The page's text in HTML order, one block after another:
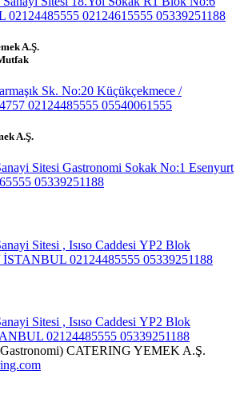
02124485555 02124615555 05339251188
A.Ş.
Sk. No:20 Küçükçekmece /
02124485555 05540061555
A.Ş.
Sitesi Gastronomi Sokak No:1 Esenyurt
05339251188
Sitesi , Isıso Caddesi YP2 Blok
İSTANBUL 02124485555 05339251188
Sitesi , Isıso Caddesi YP2 Blok
02124485555 05339251188